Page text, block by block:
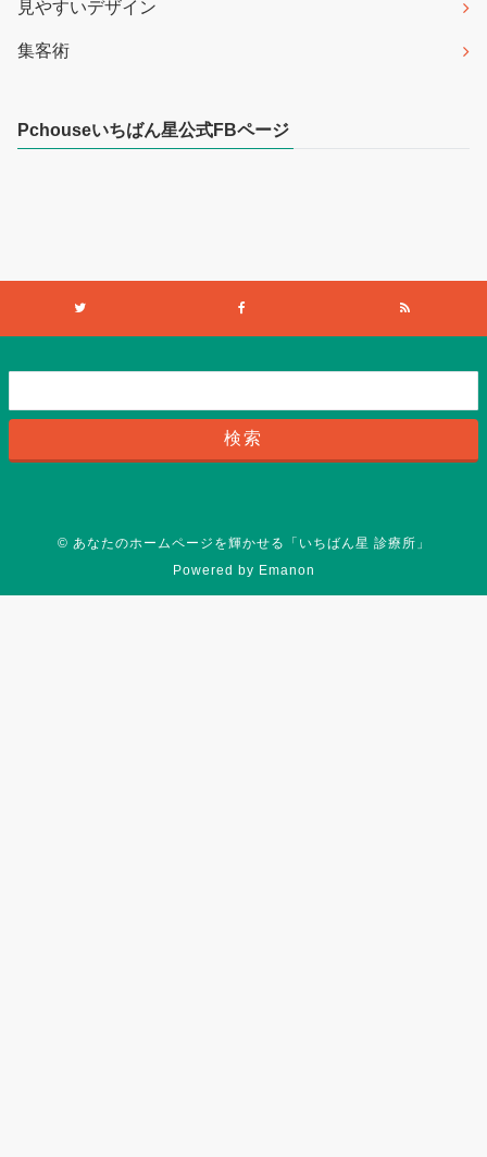
見やすいデザイン
集客術
Pchouseいちばん星公式FBページ
© あなたのホームページを輝かせる「いちばん星 診療所」
Powered by Emanon